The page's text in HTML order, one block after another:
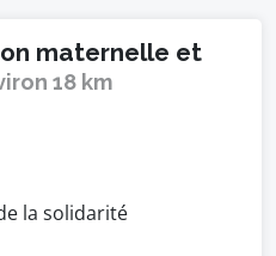
maternelle et
18 km
la solidarité